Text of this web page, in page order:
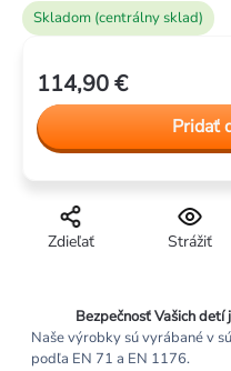
Skladom (centrálny sklad)
Strážiť
Zdieľať
114,90 €
cena:Pridať
Bezpečnosť Vašich detí
Naše výrobky sú vyrábané v
podľa EN 71 a EN 1176.